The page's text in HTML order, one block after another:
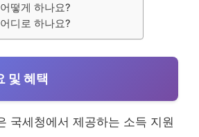
떻게 하나요?
디로 하나요?
및 혜택
국세청에서 제공하는 소득 지원